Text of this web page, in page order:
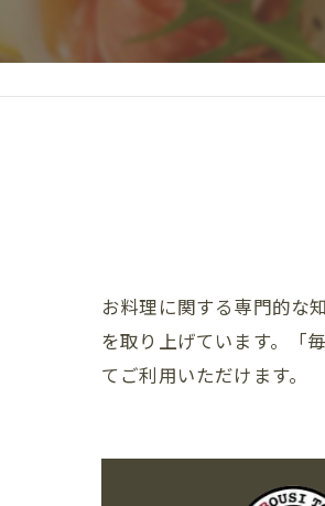
お料理に関する専門的な
を取り上げています。「
てご利用いただけます。